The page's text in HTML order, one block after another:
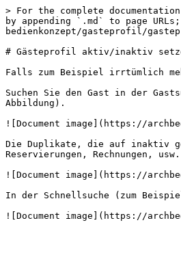
> For the complete
by appending `.md` to page
bedienkonzept/gasteprofil/
# Gästeprofil aktiv/inaktiv
Falls zum Beispiel irrtümlich
Suchen Sie den Gast in der
Abbildung).
![Document image](https://
Die Duplikate, die auf inaktiv
Reservierungen, Rechnungen,
![Document image](https://
In der Schnellsuche (zum